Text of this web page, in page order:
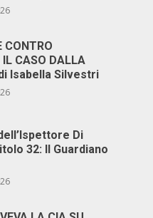
CONTRO
IL CASO DALLA
di Isabella Silvestri
Di
32: Il Guardiano